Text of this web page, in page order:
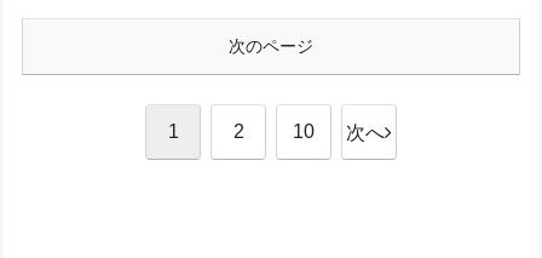
次のページ
1 2 10 次へ